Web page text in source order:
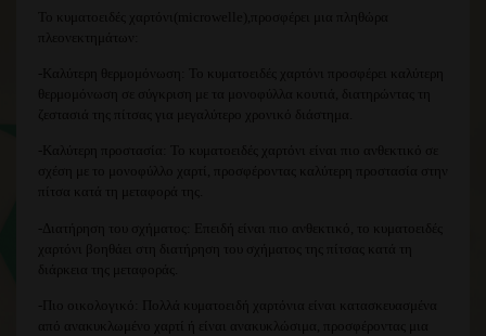
Το κυματοειδές χαρτόνι(microwelle),προσφέρει μια πληθώρα
πλεονεκτημάτων:
-Καλύτερη θερμομόνωση:
Το κυματοειδές χαρτόνι προσφέρει καλύτερη
θερμομόνωση σε σύγκριση με τα μονοφύλλα κουτιά, διατηρώντας τη
ζεστασιά της πίτσας για μεγαλύτερο χρονικό διάστημα.
-Καλύτερη προστασία:
Το κυματοειδές χαρτόνι είναι πιο ανθεκτικό σε
σχέση με το μονοφύλλο χαρτί, προσφέροντας καλύτερη προστασία στην
πίτσα κατά τη μεταφορά της.
-Διατήρηση του σχήματος:
Επειδή είναι πιο ανθεκτικό, το κυματοειδές
χαρτόνι βοηθάει στη διατήρηση του σχήματος της πίτσας κατά τη
διάρκεια της μεταφοράς.
-Πιο οικολογικό:
Πολλά κυματοειδή χαρτόνια είναι κατασκευασμένα
από ανακυκλωμένο χαρτί ή είναι ανακυκλώσιμα, προσφέροντας μια